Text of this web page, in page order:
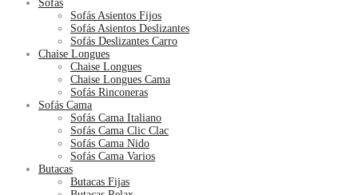
Sofás
Sofás Asientos Fijos
Sofás Asientos Deslizantes
Sofás Deslizantes Carro
Chaise Longues
Chaise Longues
Chaise Longues Cama
Sofás Rinconeras
Sofás Cama
Sofás Cama Italiano
Sofás Cama Clic Clac
Sofás Cama Nido
Sofás Cama Varios
Butacas
Butacas Fijas